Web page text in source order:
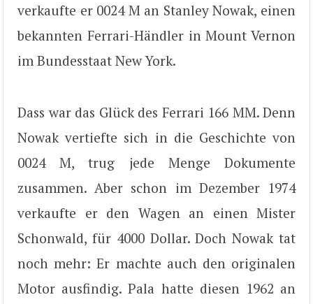
verkaufte er 0024 M an Stanley Nowak, einen
bekannten Ferrari-Händler in Mount Vernon
im Bundesstaat New York.
Dass war das Glück des Ferrari 166 MM. Denn
Nowak vertiefte sich in die Geschichte von
0024 M, trug jede Menge Dokumente
zusammen. Aber schon im Dezember 1974
verkaufte er den Wagen an einen Mister
Schonwald, für 4000 Dollar. Doch Nowak tat
noch mehr: Er machte auch den originalen
Motor ausfindig. Pala hatte diesen 1962 an